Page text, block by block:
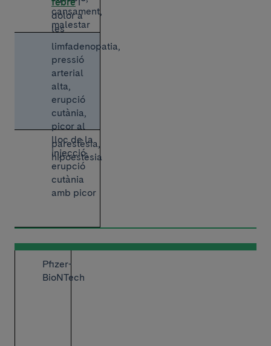
cansament,
malestar
dolor a
les
extremitats
limfadenopatia,
pressió
arterial
alta,
erupció
cutània,
picor al
lloc de la
injecció,
erupció
cutània
amb picor
parestèsia,
hipoestèsia
Pfizer-
BioNTech